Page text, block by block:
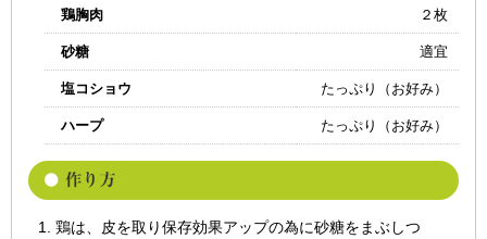
鶏胸肉 ２枚
砂糖 適宜
塩コショウ たっぷり（お好み）
ハープ たっぷり（お好み）
鶏は、皮を取り保存効果アップの為に砂糖をまぶしつ